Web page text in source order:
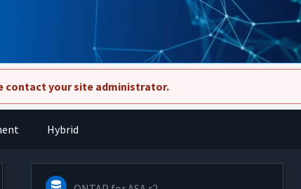
contact your site administrator.
Hybrid